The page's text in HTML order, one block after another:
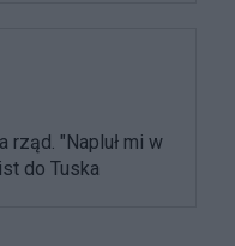
rząd. "Napluł mi w
do Tuska